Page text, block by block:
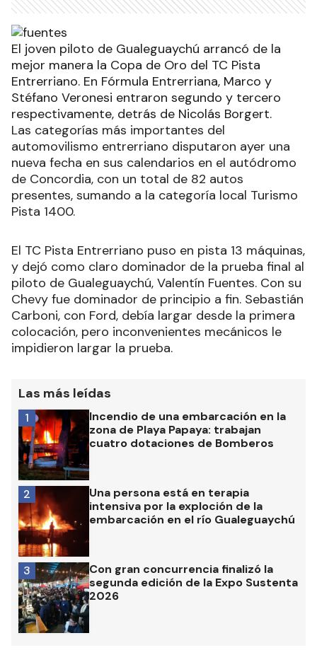
El joven piloto de Gualeguaychú arrancó de la
mejor manera la Copa de Oro del TC Pista
Entrerriano. En Fórmula Entrerriana, Marco y
Stéfano Veronesi entraron segundo y tercero
respectivamente, detrás de Nicolás Borgert.
Las categorías más importantes del
automovilismo entrerriano disputaron ayer una
nueva fecha en sus calendarios en el autódromo
de Concordia, con un total de 82 autos
presentes, sumando a la categoría local Turismo
Pista 1400.
El TC Pista Entrerriano puso en pista 13 máquinas,
y dejó como claro dominador de la prueba final al
piloto de Gualeguaychú, Valentín Fuentes. Con su
Chevy fue dominador de principio a fin. Sebastián
Carboni, con Ford, debía largar desde la primera
colocación, pero inconvenientes mecánicos le
impidieron largar la prueba.
Las más leídas
Incendio de una embarcación en la
zona de Playa Papaya: trabajan
cuatro dotaciones de Bomberos
1
Una persona está en terapia
intensiva por la exploción de la
embarcación en el río Gualeguaychú
2
Con gran concurrencia finalizó la
segunda edición de la Expo Sustenta
2026
3